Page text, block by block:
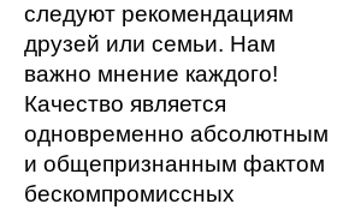
следуют рекомендациям
друзей или семьи. Нам
важно мнение каждого!
Качество является
одновременно абсолютным
и общепризнанным фактом
бескомпромиссных